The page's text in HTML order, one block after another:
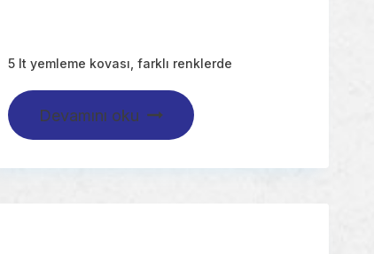
5 lt yemleme kovası, farklı renklerde
Devamını oku